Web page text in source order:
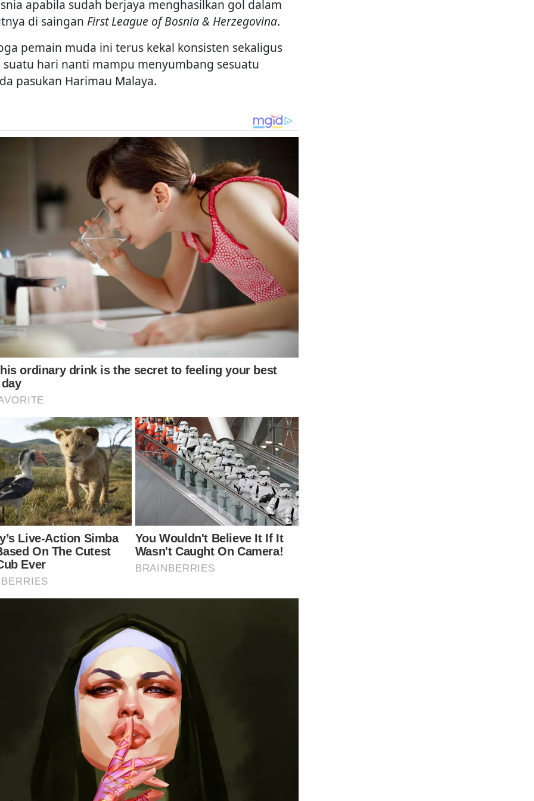
apabila sudah berjaya menghasilkan gol dalam
di saingan First League of Bosnia & Herzegovina.
pemain muda ini terus kekal konsisten sekaligus
suatu hari nanti mampu menyumbang sesuatu
pasukan Harimau Malaya.